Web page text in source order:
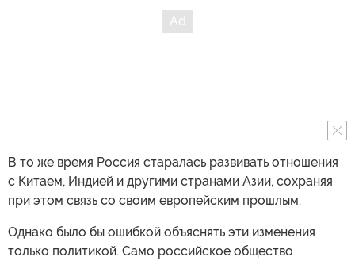
В то же время Россия старалась развивать отношения
с Китаем, Индией и другими странами Азии, сохраняя
при этом связь со своим европейским прошлым.
Однако было бы ошибкой объяснять эти изменения
только политикой. Само российское общество